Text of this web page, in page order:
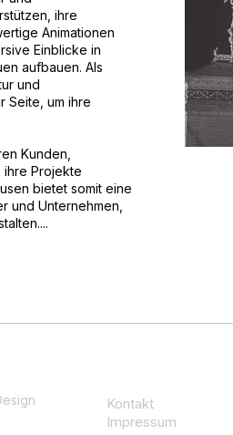
ihre
Animationen
Einblicke in
aufbauen. Als
und
Seite, um ihre
Kunden,
ihre Projekte
bietet somit eine
und Unternehmen,
Kontakt
Impressum